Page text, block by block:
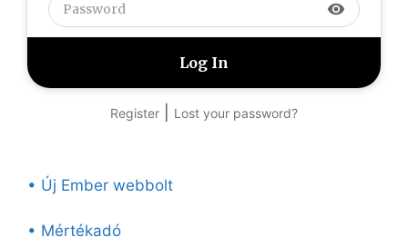
visibility
Register Lost your password?
• Új Ember webbolt
• Mértékadó